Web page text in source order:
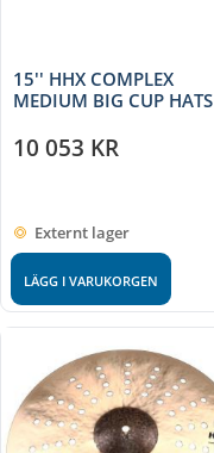
15'' HHX COMPLEX
MEDIUM BIG CUP HATS
10 053 KR
Externt lager
LÄGG I VARUKORGEN